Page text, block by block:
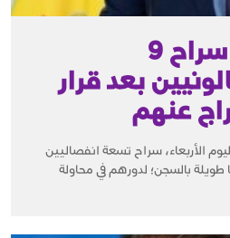
إسبانيا تطلق سراح 9
بعد قرار
عنهم
الأربعاء، سراح تسعة انفصاليين
طويلة بالسجن؛ لدورهم في محاولة